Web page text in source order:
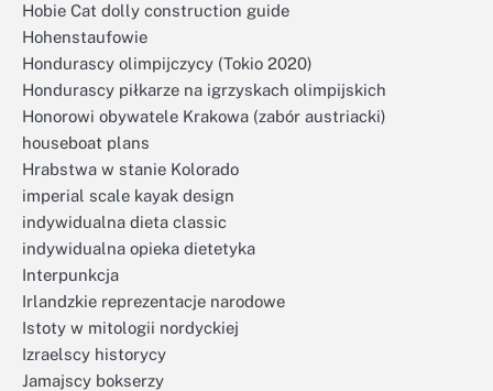
Hobie Cat dolly construction guide
Hohenstaufowie
Hondurascy olimpijczycy (Tokio 2020)
Hondurascy piłkarze na igrzyskach olimpijskich
Honorowi obywatele Krakowa (zabór austriacki)
houseboat plans
Hrabstwa w stanie Kolorado
imperial scale kayak design
indywidualna dieta classic
indywidualna opieka dietetyka
Interpunkcja
Irlandzkie reprezentacje narodowe
Istoty w mitologii nordyckiej
Izraelscy historycy
Jamajscy bokserzy